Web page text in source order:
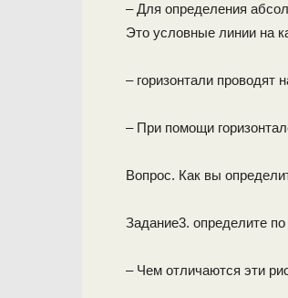
– Для определения
Это условные линии на
– горизонтали проводят
– При помощи
Вопрос. Как вы
Задание3. определите
– Чем отличаются эти